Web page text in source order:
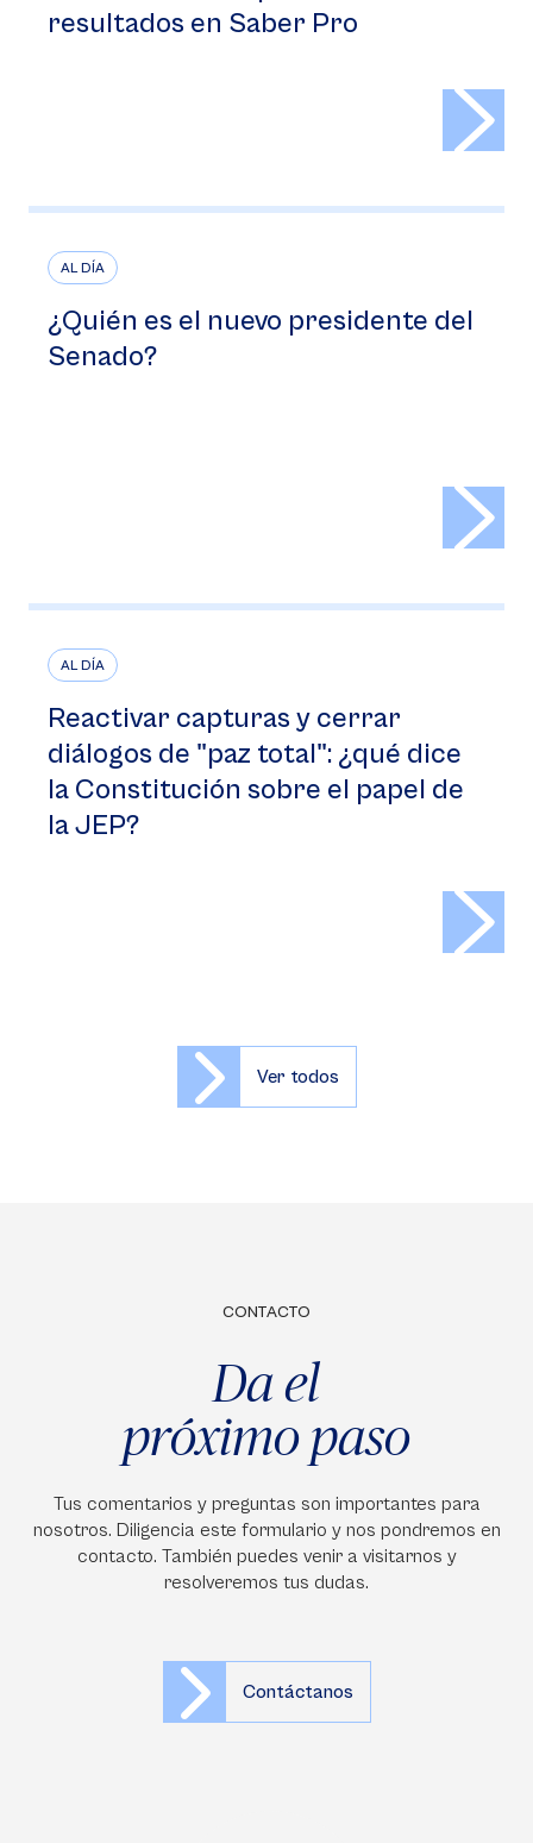
resultados en Saber Pro
AL DÍA
¿Quién es el nuevo presidente del
Senado?
AL DÍA
Reactivar capturas y cerrar
diálogos de "paz total": ¿qué dice
la Constitución sobre el papel de
la JEP?
Ver todos
CONTACTO
Da el
próximo paso
Tus comentarios y preguntas son importantes para
nosotros. Diligencia este formulario y nos pondremos en
contacto. También puedes venir a visitarnos y
resolveremos tus dudas.
Contáctanos